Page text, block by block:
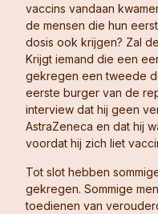
vaccins vandaan
de mensen die hun
dosis ook krijgen? Zal
Krijgt iemand die een
gekregen een tweede
eerste burger van de
interview dat hij geen
AstraZeneca en dat hij
voordat hij zich liet
Tot slot hebben
gekregen. Sommige
toedienen van